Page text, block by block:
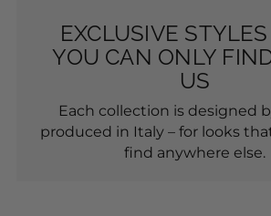
EXCLUSIVE
YOU CAN ONLY
US
Each collection is designed
produced in Italy – for looks
find anywhere else.